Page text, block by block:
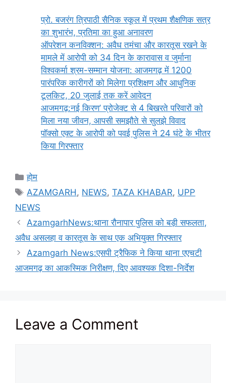
प्रो. बजरंग त्रिपाठी सैनिक स्कूल में प्रथम शैक्षणिक सत्र
का शुभारंभ, प्रतिमा का हुआ अनावरण
ऑपरेशन कनविक्शन: अवैध तमंचा और कारतूस रखने के
मामले में आरोपी को 34 दिन के कारावास व जुर्माना
विश्वकर्मा श्रम-सम्मान योजना: आजमगढ़ में 1200
पारंपरिक कारीगरों को मिलेगा प्रशिक्षण और आधुनिक
टूलकिट, 20 जुलाई तक करें आवेदन
आजमगढ़:नई किरण’ प्रोजेक्ट से 4 बिखरते परिवारों को
मिला नया जीवन, आपसी समझौते से सुलझे विवाद
पॉक्सो एक्ट के आरोपी को पवई पुलिस ने 24 घंटे के भीतर
किया गिरफ्तार
Categories
होम
Tags
AZAMGARH , NEWS,TAZA KHABAR, UPP
NEWS
AzamgarhNews:थाना रौनापार पुलिस को बड़ी सफलता,
अवैध असलहा व कारतूस के साथ एक अभियुक्त गिरफ्तार
Azamgarh News:एसपी ट्रैफिक ने किया थाना एएचटी
आजमगढ़ का आकस्मिक निरीक्षण, दिए आवश्यक दिशा-निर्देश
Leave a Comment